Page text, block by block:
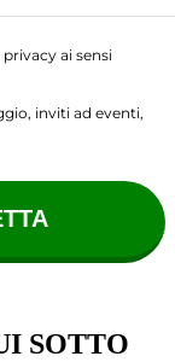
ai sensi
inviti ad eventi,
SOTTO